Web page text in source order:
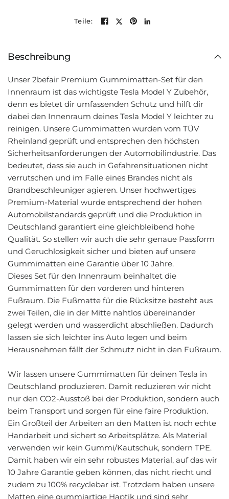
Teile:
Beschreibung
Unser 2befair Premium Gummimatten-Set für den
Innenraum ist das wichtigste Tesla Model Y Zubehör,
denn es bietet dir umfassenden Schutz und hilft dir
dabei den Innenraum deines Tesla Model Y leichter zu
reinigen. Unsere Gummimatten wurden vom TÜV
Rheinland geprüft und entsprechen den höchsten
Sicherheitsanforderungen der Automobilindustrie. Das
bedeutet, dass sie auch in Gefahrensituationen nicht
verrutschen und im Falle eines Brandes nicht als
Brandbeschleuniger agieren. Unser hochwertiges
Premium-Material wurde entsprechend der hohen
Automobilstandards geprüft und die Produktion in
Deutschland garantiert eine gleichbleibend hohe
Qualität. So stellen wir auch die sehr genaue Passform
und Geruchlosigkeit sicher und bieten auf unsere
Gummimatten eine Garantie über 10 Jahre.
Dieses Set für den Innenraum beinhaltet die
Gummimatten für den vorderen und hinteren
Fußraum. Die Fußmatte für die Rücksitze besteht aus
zwei Teilen, die in der Mitte nahtlos übereinander
gelegt werden und wasserdicht abschließen. Dadurch
lassen sie sich leichter ins Auto legen und beim
Herausnehmen fällt der Schmutz nicht in den Fußraum.
Wir lassen unsere Gummimatten für deinen Tesla in
Deutschland produzieren. Damit reduzieren wir nicht
nur den CO2-Ausstoß bei der Produktion, sondern auch
beim Transport und sorgen für eine faire Produktion.
Ein Großteil der Arbeiten an den Matten ist noch echte
Handarbeit und sichert so Arbeitsplätze. Als Material
verwenden wir kein Gummi/Kautschuk, sondern TPE.
Damit haben wir ein sehr robustes Material, auf das wir
10 Jahre Garantie geben können, das nicht riecht und
zudem zu 100% recyclebar ist. Trotzdem haben unsere
Matten eine gummiartige Haptik und sind sehr